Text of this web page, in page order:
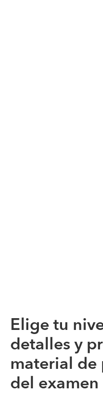
Elige tu
detalles y
material de
del examen